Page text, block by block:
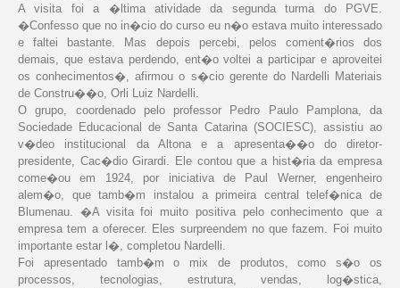
A visita foi a �ltima atividade da segunda turma do PGVE.
�Confesso que no in�cio do curso eu n�o estava muito interessado
e faltei bastante. Mas depois percebi, pelos coment�rios dos
demais, que estava perdendo, ent�o voltei a participar e aproveitei
os conhecimentos�, afirmou o s�cio gerente do Nardelli Materiais
de Constru��o, Orli Luiz Nardelli.
O grupo, coordenado pelo professor Pedro Paulo Pamplona, da
Sociedade Educacional de Santa Catarina (SOCIESC), assistiu ao
v�deo institucional da Altona e a apresenta��o do diretor-
presidente, Cac�dio Girardi. Ele contou que a hist�ria da empresa
come�ou em 1924, por iniciativa de Paul Werner, engenheiro
alem�o, que tamb�m instalou a primeira central telef�nica de
Blumenau. �A visita foi muito positiva pelo conhecimento que a
empresa tem a oferecer. Eles surpreendem no que fazem. Foi muito
importante estar l�, completou Nardelli.
Foi apresentado tamb�m o mix de produtos, como s�o os
processos, tecnologias, estrutura, vendas, log�stica,